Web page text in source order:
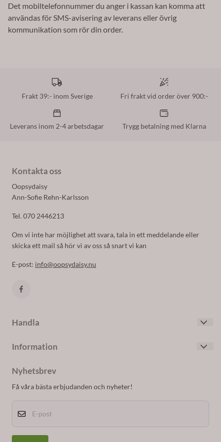
Det mobiltelefonnummer du anger i kassan kan komma att
användas för SMS-avisering av leverans eller övrig
kommunikation som rör din order.
Frakt 39:- inom Sverige Fri frakt vid order över 900:-
Leverans inom 2-4 arbetsdagar Trygg betalning med Klarna
Kontakta oss
Oopsydaisy
Ann-Sofie Rehn-Karlsson
Tel. 070 2446213
Om vi inte har möjlighet att svara, tala in ett meddelande eller
skicka ett mail så hör vi av oss så snart vi kan
E-post: info@oopsydaisy.nu
Handla
Skapa konto
Logga in
Information
Om cookies
Nyhetsbrev
Få våra bästa erbjudanden och nyheter!
E-post